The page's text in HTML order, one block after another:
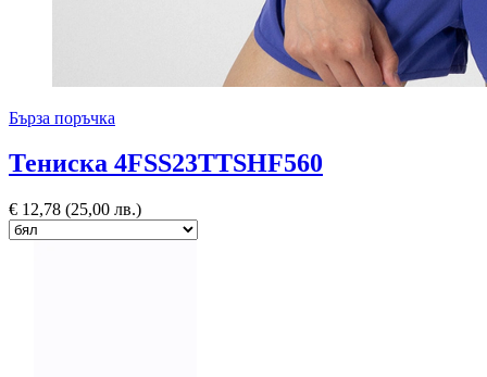
Бърза поръчка
Тениска 4FSS23TTSHF560
€ 12,78 (25,00 лв.)